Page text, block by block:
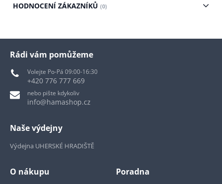
HODNOCENÍ ZÁKAZNÍKŮ (0)
Rádi vám pomůžeme
Volejte Po-Pá 09:00-16:30
+420 776 777 669
nebo pište kdykoliv
info@hamashop.cz
Naše výdejny
Výdejna UHERSKÉ HRADIŠTĚ
O nákupu Poradna